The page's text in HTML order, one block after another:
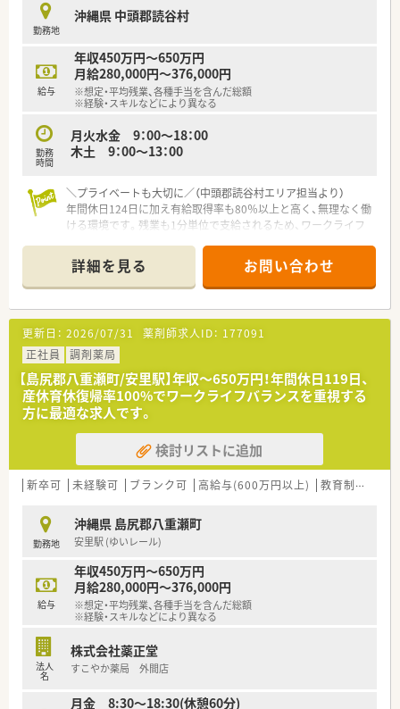
【勤務実態について】
にできます。
■有給休暇の取得率は90%以上と高く、ワークライフバランス
の実現が可能です。
■遠方から転居される方には、最大30万円の赴任手当を支給す
勤務地
沖縄県 中頭郡読谷村
給与
年収450万円～650万円
月給280,000円～376,000円
※想定・平均残業、各種手当を含んだ総額
※経験・スキルなどにより異なる
勤務
時間
月火水金 9：00～18：00
木土 9：00～13：00
＼プライベートも大切に／（中頭郡読谷村エリア担当より）
年間休日124日に加え有給取得率も80％以上と高く、無理なく働
ける環境です。残業も1分単位で支給されるため、ワークライフ
【店舗情報と応需状況について】
■通勤には便利なマイカーの利用が可能です。
■応需科目は主に内科や透析、泌尿器科となっており、幅広い処
方に触れて学べる環境です。
■店舗での処方箋応需枚数や一緒に働く勤務者数については、現
在確認中となっております。
【法人特徴について】
■県内に44店舗を展開する沖縄最大手の調剤チェーンであり、
抜群の知名度を誇ります。
■店舗間のヘルプ体制が非常に充実しており、急なお休みが発生
した際も安心の環境です。
■最新機器の導入やDX化に注力しており、自動ピッキング装置
などを取り入れています。
【こんな方が活躍中】
■病院や企業から調剤未経験で転職してきた方や、他県からの移
住者も多数活躍中です。
■育児休業からの復帰率が100％となっており、子育て中のママ
さん薬剤師も多数います。
■60代以上のベテランスタッフも多く在籍しており、年齢を問
わず元気に働いています。
詳細を見る お問い合わせ
更新日： 2026/07/31 薬剤師求人ID： 177091
正社員
調剤薬局
【島尻郡八重瀬町/安里駅】年収～650万円！年間休日119日、
産休育休復帰率100%でワークライフバランスを重視する
方に最適な求人です。
検討リストに追加
新卒可 未経験可 ブランク可 高給与(600万円以上) 教育制度あり
勤務地
沖縄県 島尻郡八重瀬町
安里駅 (ゆいレール)
給与
年収450万円～650万円
月給280,000円～376,000円
※想定・平均残業、各種手当を含んだ総額
※経験・スキルなどにより異なる
法人
名
株式会社薬正堂
すこやか薬局 外間店
月金 8:30〜18:30(休憩60分)